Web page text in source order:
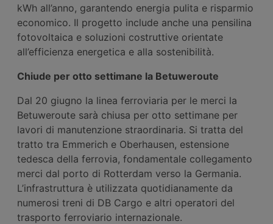
kWh all’anno, garantendo energia pulita e risparmio
economico. Il progetto include anche una pensilina
fotovoltaica e soluzioni costruttive orientate
all’efficienza energetica e alla sostenibilità.
Chiude per otto settimane la Betuweroute
Dal 20 giugno la linea ferroviaria per le merci la
Betuweroute sarà chiusa per otto settimane per
lavori di manutenzione straordinaria. Si tratta del
tratto tra Emmerich e Oberhausen, estensione
tedesca della ferrovia, fondamentale collegamento
merci dal porto di Rotterdam verso la Germania.
L’infrastruttura è utilizzata quotidianamente da
numerosi treni di DB Cargo e altri operatori del
trasporto ferroviario internazionale.